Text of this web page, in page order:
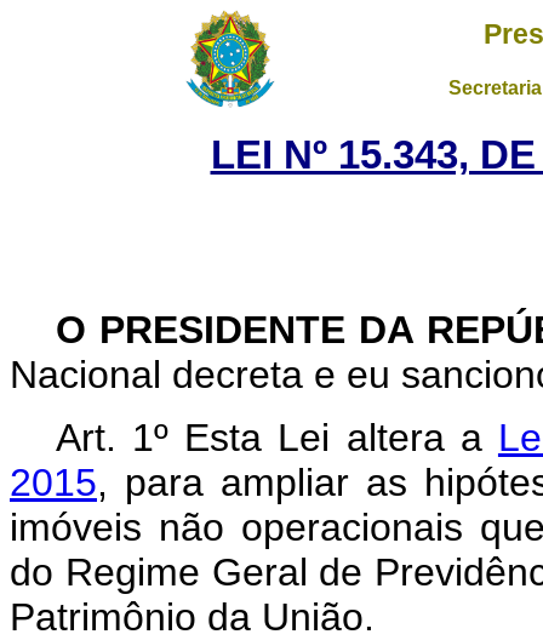
LEI Nº 15.343,
O PRESIDENTE DA
Nacional decreta e eu
Art. 1º Esta Lei altera a
2015, para ampliar as
imóveis não operacionais
do Regime Geral de
Patrimônio da União.